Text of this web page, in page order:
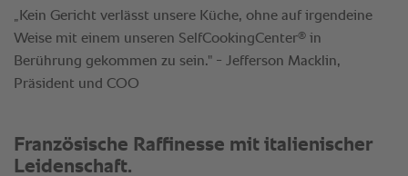
„Kein Gericht verlässt unsere Küche, ohne auf irgendeine
Weise mit einem unseren SelfCookingCenter® in
Berührung gekommen zu sein." - Jefferson Macklin,
Präsident und COO